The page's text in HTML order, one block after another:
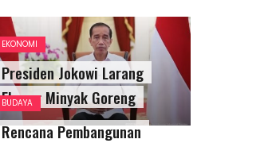
EKONOMI
Presiden Jokowi Larang
Ekspor Minyak Goreng
BUDAYA
Rencana Pembangunan